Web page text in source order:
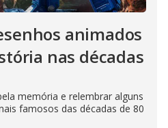
animados
nas décadas
memória e relembrar alguns
famosos das décadas de 80